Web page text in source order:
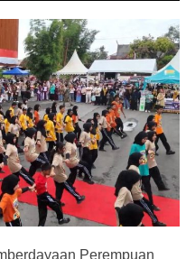
Perempuan